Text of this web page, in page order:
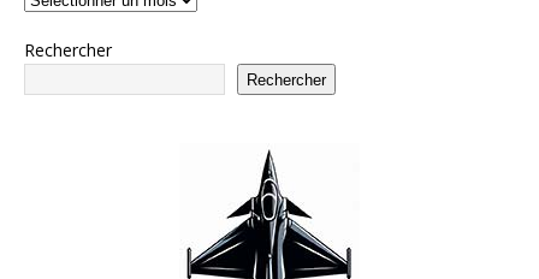
Rechercher
Rechercher